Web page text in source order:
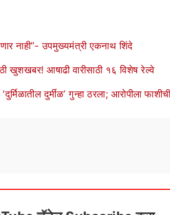
नाही”- उपमुख्यमंत्री एकनाथ शिंदे
आषाढी वारीसाठी १६ विशेष रेल्वे
दुर्मीळ’ गुन्हा ठरला; आरोपीला फाशीची